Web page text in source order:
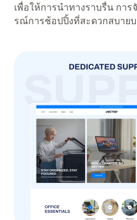
เพื่อให้การนำทางราบรื่น กา
รณ์การช้อปปิ้งที่สะดวกสบาย